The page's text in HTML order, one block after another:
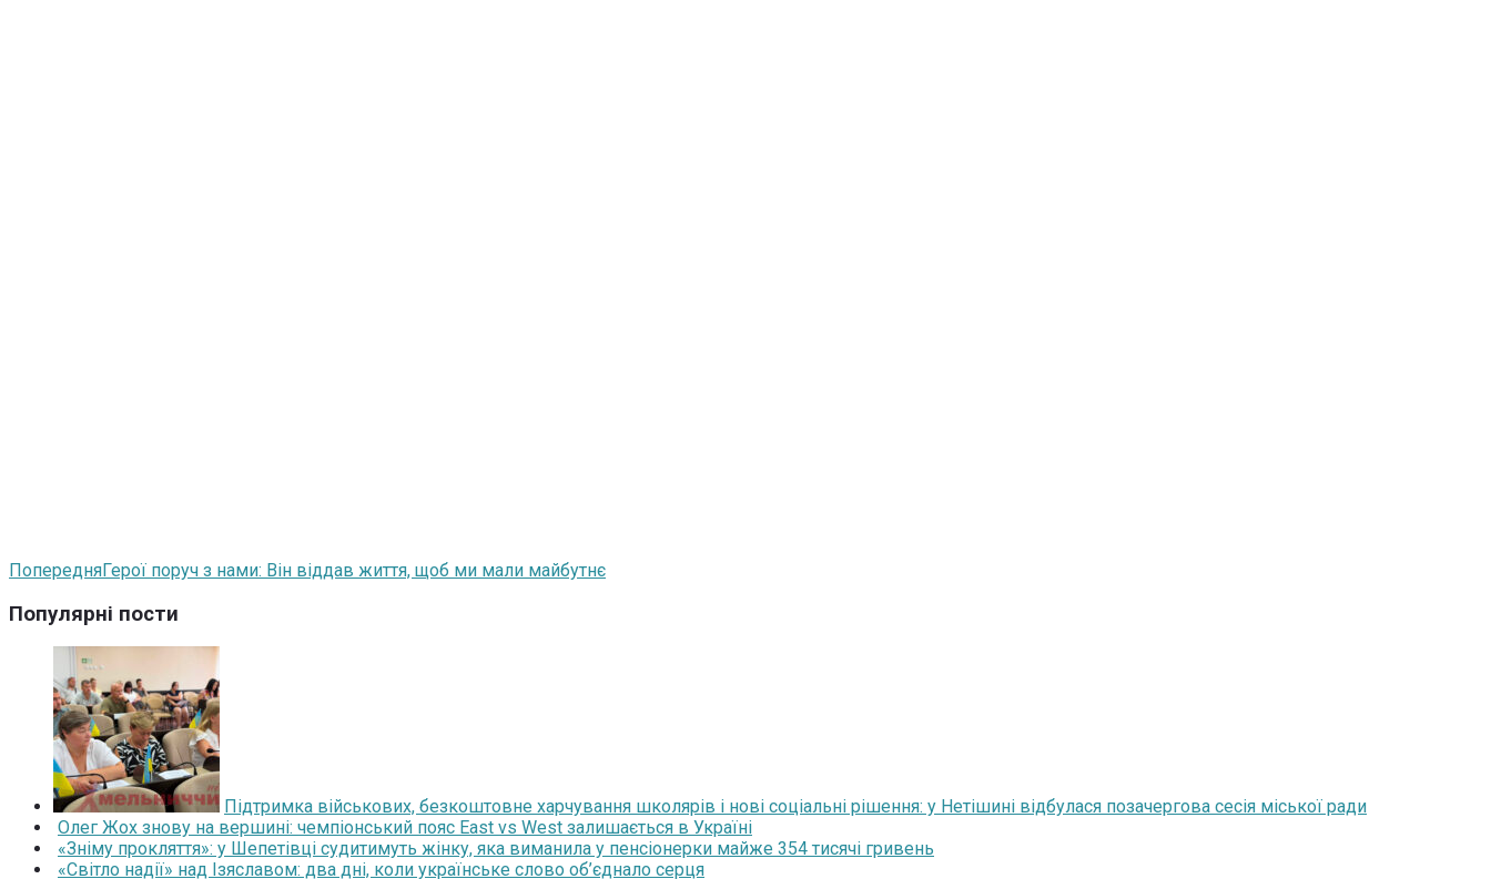
ПопередняГерої поруч з нами: Він віддав життя, щоб ми мали майбутнє
Популярні пости
Підтримка військових, безкоштовне харчування школярів і нові соціальні рішення: у Нетішині відбулася позачергова сесія міської ради
Олег Жох знову на вершині: чемпіонський пояс East vs West залишається в Україні
«Зніму прокляття»: у Шепетівці судитимуть жінку, яка виманила у пенсіонерки майже 354 тисячі гривень
«Світло надії» над Ізяславом: два дні, коли українське слово об’єднало серця